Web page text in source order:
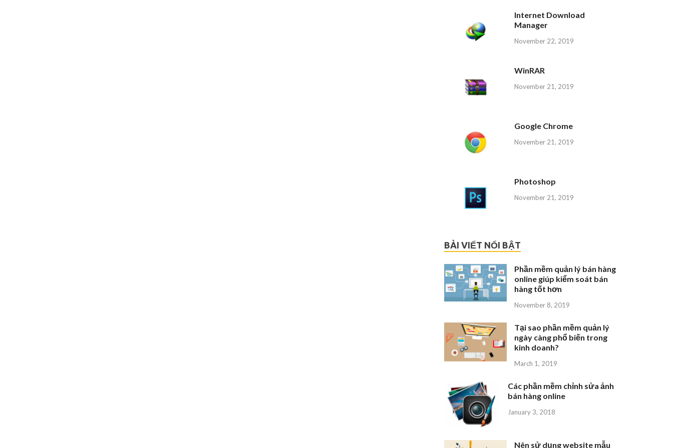
Internet Download
Manager
November 22, 2019
WinRAR
November 21, 2019
Google Chrome
November 21, 2019
Photoshop
November 21, 2019
BÀI VIẾT NỔI BẬT
Phần mềm quản lý bán hàng
online giúp kiểm soát bán
hàng tốt hơn
November 8, 2019
Tại sao phần mềm quản lý
ngày càng phổ biến trong
kinh doanh?
March 1, 2019
Các phần mềm chỉnh sửa ảnh
bán hàng online
January 3, 2018
Nên sử dụng website mẫu